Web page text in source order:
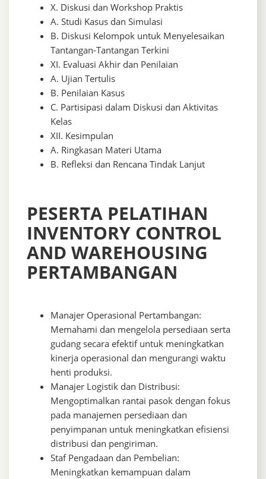
X. Diskusi dan Workshop Praktis
A. Studi Kasus dan Simulasi
B. Diskusi Kelompok untuk Menyelesaikan
Tantangan-Tantangan Terkini
XI. Evaluasi Akhir dan Penilaian
A. Ujian Tertulis
B. Penilaian Kasus
C. Partisipasi dalam Diskusi dan Aktivitas
Kelas
XII. Kesimpulan
A. Ringkasan Materi Utama
B. Refleksi dan Rencana Tindak Lanjut
PESERTA PELATIHAN
INVENTORY CONTROL
AND WAREHOUSING
PERTAMBANGAN
Manajer Operasional Pertambangan:
Memahami dan mengelola persediaan serta
gudang secara efektif untuk meningkatkan
kinerja operasional dan mengurangi waktu
henti produksi.
Manajer Logistik dan Distribusi:
Mengoptimalkan rantai pasok dengan fokus
pada manajemen persediaan dan
penyimpanan untuk meningkatkan efisiensi
distribusi dan pengiriman.
Staf Pengadaan dan Pembelian:
Meningkatkan kemampuan dalam